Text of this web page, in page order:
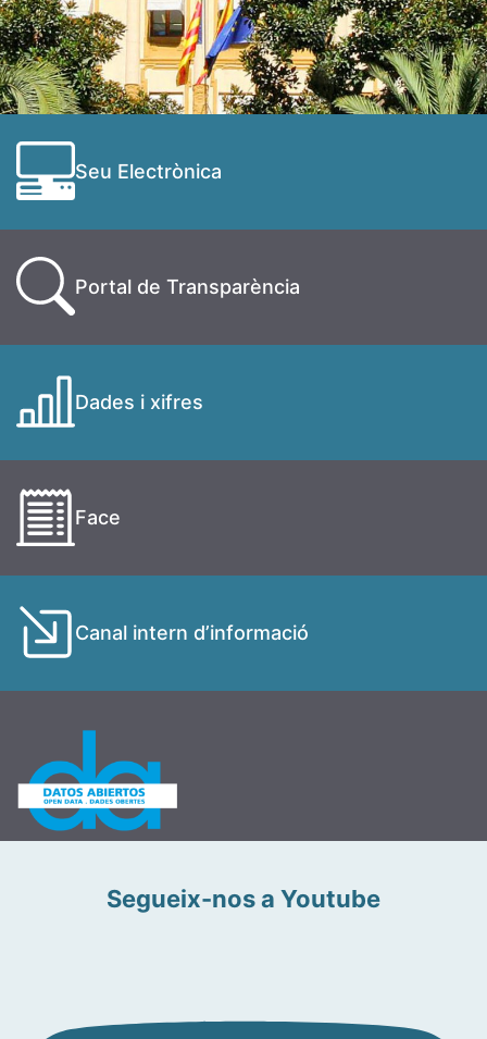
Seu Electrònica
Portal de Transparència
Dades i xifres
Face
Canal intern d’informació
Segueix-nos a Youtube